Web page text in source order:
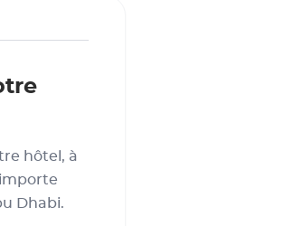
hôtel, à
Dhabi.